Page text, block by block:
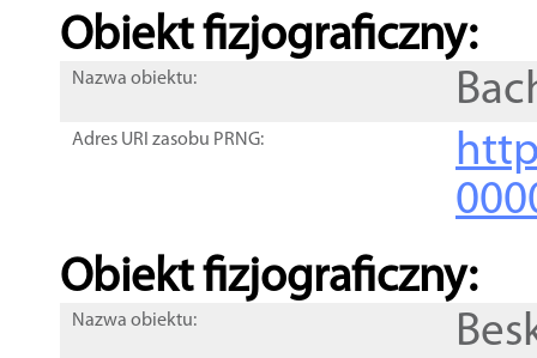
Obiekt fizjograficzny:
Nazwa obiektu:
Adres URI zasobu PRNG:
Obiekt fizjograficzny:
Nazwa obiektu: